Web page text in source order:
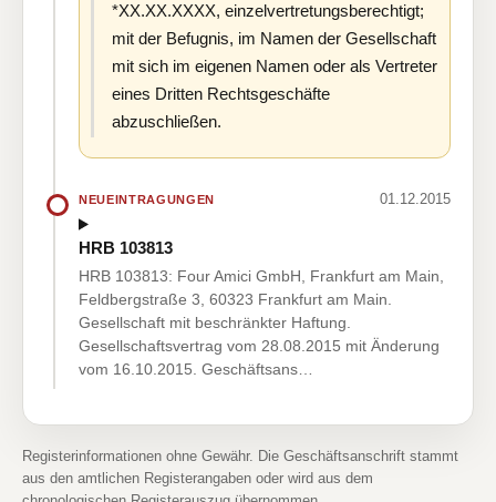
*XX.XX.XXXX, einzelvertretungsberechtigt;
mit der Befugnis, im Namen der Gesellschaft
mit sich im eigenen Namen oder als Vertreter
eines Dritten Rechtsgeschäfte
abzuschließen.
NEUEINTRAGUNGEN 01.12.2015
HRB 103813
HRB 103813: Four Amici GmbH, Frankfurt am Main,
Feldbergstraße 3, 60323 Frankfurt am Main.
Gesellschaft mit beschränkter Haftung.
Gesellschaftsvertrag vom 28.08.2015 mit Änderung
vom 16.10.2015. Geschäftsans…
Registerinformationen ohne Gewähr. Die Geschäftsanschrift stammt
aus den amtlichen Registerangaben oder wird aus dem